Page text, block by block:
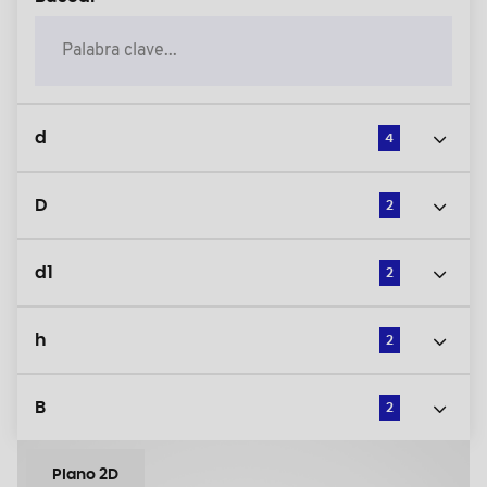
d 4
D 2
d1 2
h 2
B 2
Plano 2D